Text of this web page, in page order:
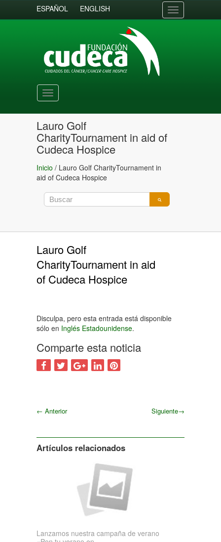
ESPAÑOL ENGLISH
Toggle
navigation
Toggle
navigation
Lauro Golf
CharityTournament in aid of
Cudeca Hospice
Inicio / Lauro Golf CharityTournament in
aid of Cudeca Hospice
Lauro Golf
CharityTournament in aid
of Cudeca Hospice
Disculpa, pero esta entrada está disponible
sólo en Inglés Estadounidense.
Comparte esta noticia
← Anterior Siguiente→
Artículos relacionados
Lanzamos nuestra campaña de verano